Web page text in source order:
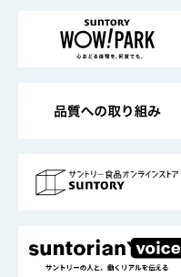
地域情報
サントリーサンバーズ
サントリーが考える
企業概要
採用情報